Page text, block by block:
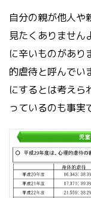
自分の親が他人や
見たくありません
に辛いものがあり
的虐待と呼んでい
にするとは考えら
っているのも事実